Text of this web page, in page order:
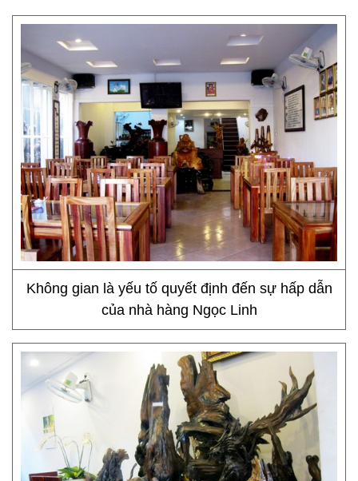
Không gian là yếu tố quyết định đến sự hấp dẫn
của nhà hàng Ngọc Linh